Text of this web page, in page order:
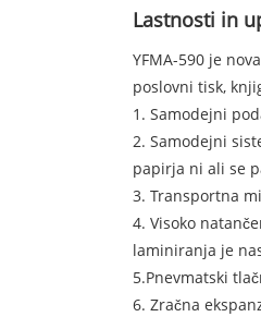
Lastnosti in
YFMA-590 je
poslovni tisk,
1. Samodejni
2. Samodejni
papirja ni ali se
3. Transportna
4. Visoko
laminiranja je
5.Pnevmatski
6. Zračna